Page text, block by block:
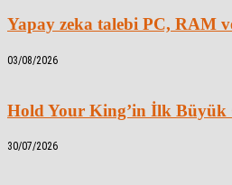
Yapay zeka talebi PC, RAM
03/08/2026
Hold Your King’in İlk Büyük
30/07/2026